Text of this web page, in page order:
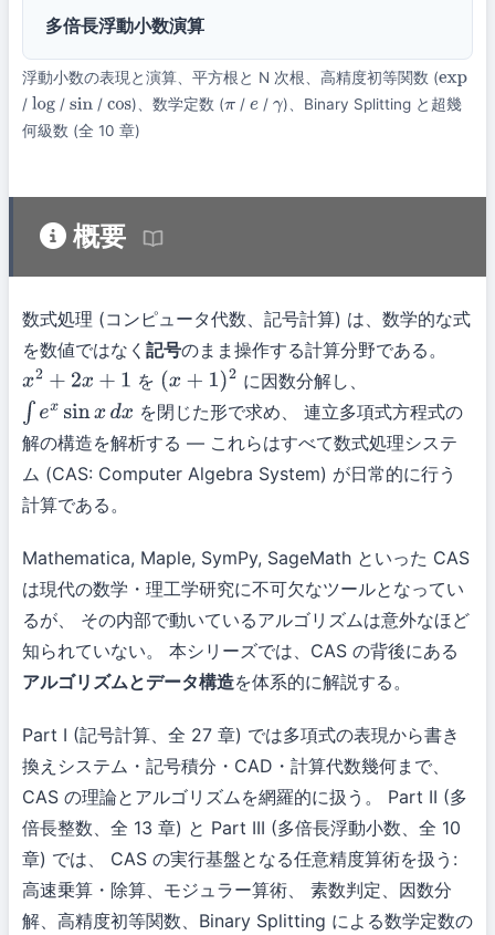
多倍長浮動小数演算
浮動小数の表現と演算、平方根と N 次根、高精度初等関数 (exp
/ log /sin /cos)、数学定数 (π /e/ γ)、Binary Splitting と超幾
何級数 (全 10 章)
概要
数式処理 (コンピュータ代数、記号計算) は、数学的な式
を数値ではなく 記号のまま操作する計算分野である。
x2 +2 x+1 を (x+1) 2
に因数分解し、
∫e xsinxdx
を閉じた形で求め、 連立多項式方程式の
解の構造を解析する — これらはすべて数式処理システ
ム (CAS: Computer Algebra System) が日常的に行う
計算である。
Mathematica, Maple, SymPy, SageMath といった CAS
は現代の数学・理工学研究に不可欠なツールとなってい
るが、 その内部で動いているアルゴリズムは意外なほど
知られていない。 本シリーズでは、CAS の背後にある
アルゴリズムとデータ構造を体系的に解説する。
Part I (記号計算、全 27 章) では多項式の表現から書き
換えシステム・記号積分・CAD・計算代数幾何まで、
CAS の理論とアルゴリズムを網羅的に扱う。 Part II (多
倍長整数、全 13 章) と Part III (多倍長浮動小数、全 10
章) では、 CAS の実行基盤となる任意精度算術を扱う:
高速乗算・除算、モジュラー算術、 素数判定、因数分
解、高精度初等関数、Binary Splitting による数学定数の